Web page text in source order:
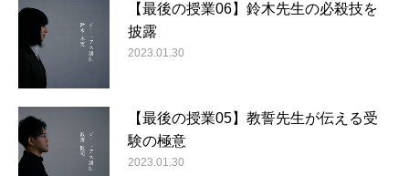
【最後の授業06】鈴木先生の必殺技を
披露
2023.01.30
【最後の授業05】教誓先生が伝える受
験の極意
2023.01.30